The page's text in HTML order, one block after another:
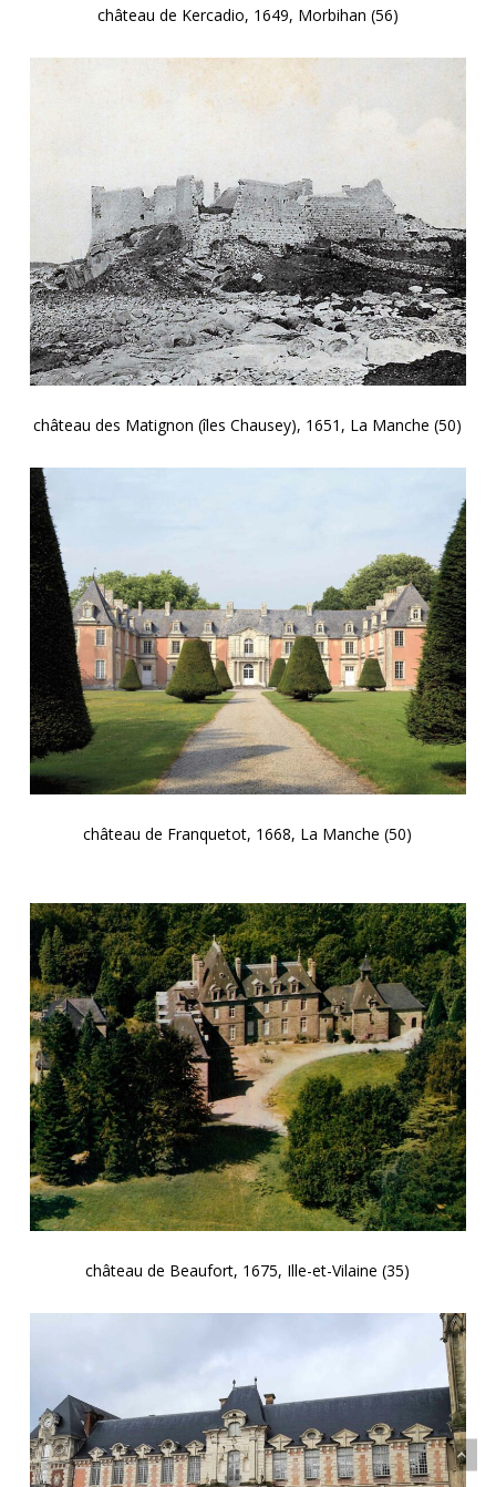
château de Kercadio, 1649, Morbihan (56)
château des Matignon (îles Chausey), 1651, La Manche (50)
château de Franquetot, 1668, La Manche (50)
château de Beaufort, 1675, Ille-et-Vilaine (35)